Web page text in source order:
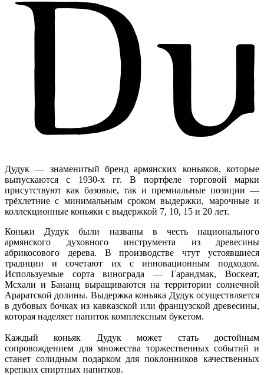
Дудук — знаменитый бренд армянских коньяков, которые
выпускаются с 1930-х гг. В портфеле торговой марки
присутствуют как базовые, так и премиальные позиции —
трёхлетние с минимальным сроком выдержки, марочные и
коллекционные коньяки с выдержкой 7, 10, 15 и 20 лет.
Коньки Дудук были названы в честь национального
армянского духовного инструмента из древесины
абрикосового дерева. В производстве чтут устоявшиеся
традиции и сочетают их с инновационным подходом.
Используемые сорта винограда — Гарандмак, Воскеат,
Мсхали и Бананц выращиваются на территории солнечной
Араратской долины. Выдержка коньяка Дудук осуществляется
в дубовых бочках из кавказской или французской древесины,
которая наделяет напиток комплексным букетом.
Каждый коньяк Дудук может стать достойным
сопровождением для множества торжественных событий и
станет солидным подарком для поклонников качественных
крепких спиртных напитков.